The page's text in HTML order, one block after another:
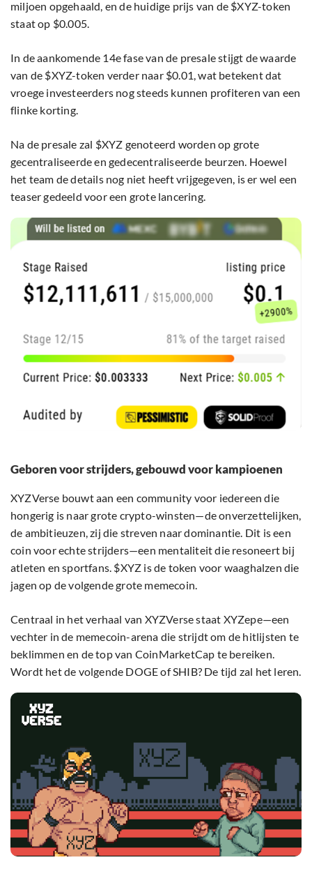
miljoen opgehaald, en de huidige prijs van de $XYZ-token
staat op $0.005.
In de aankomende 14e fase van de presale stijgt de waarde
van de $XYZ-token verder naar $0.01, wat betekent dat
vroege investeerders nog steeds kunnen profiteren van een
flinke korting.
Na de presale zal $XYZ genoteerd worden op grote
gecentraliseerde en gedecentraliseerde beurzen. Hoewel
het team de details nog niet heeft vrijgegeven, is er wel een
teaser gedeeld voor een grote lancering.
Geboren voor strijders, gebouwd voor kampioenen
XYZVerse bouwt aan een community voor iedereen die
hongerig is naar grote crypto-winsten—de onverzettelijken,
de ambitieuzen, zij die streven naar dominantie. Dit is een
coin voor echte strijders—een mentaliteit die resoneert bij
atleten en sportfans. $XYZ is de token voor waaghalzen die
jagen op de volgende grote memecoin.
Centraal in het verhaal van XYZVerse staat XYZepe—een
vechter in de memecoin-arena die strijdt om de hitlijsten te
beklimmen en de top van CoinMarketCap te bereiken.
Wordt het de volgende DOGE of SHIB? De tijd zal het leren.